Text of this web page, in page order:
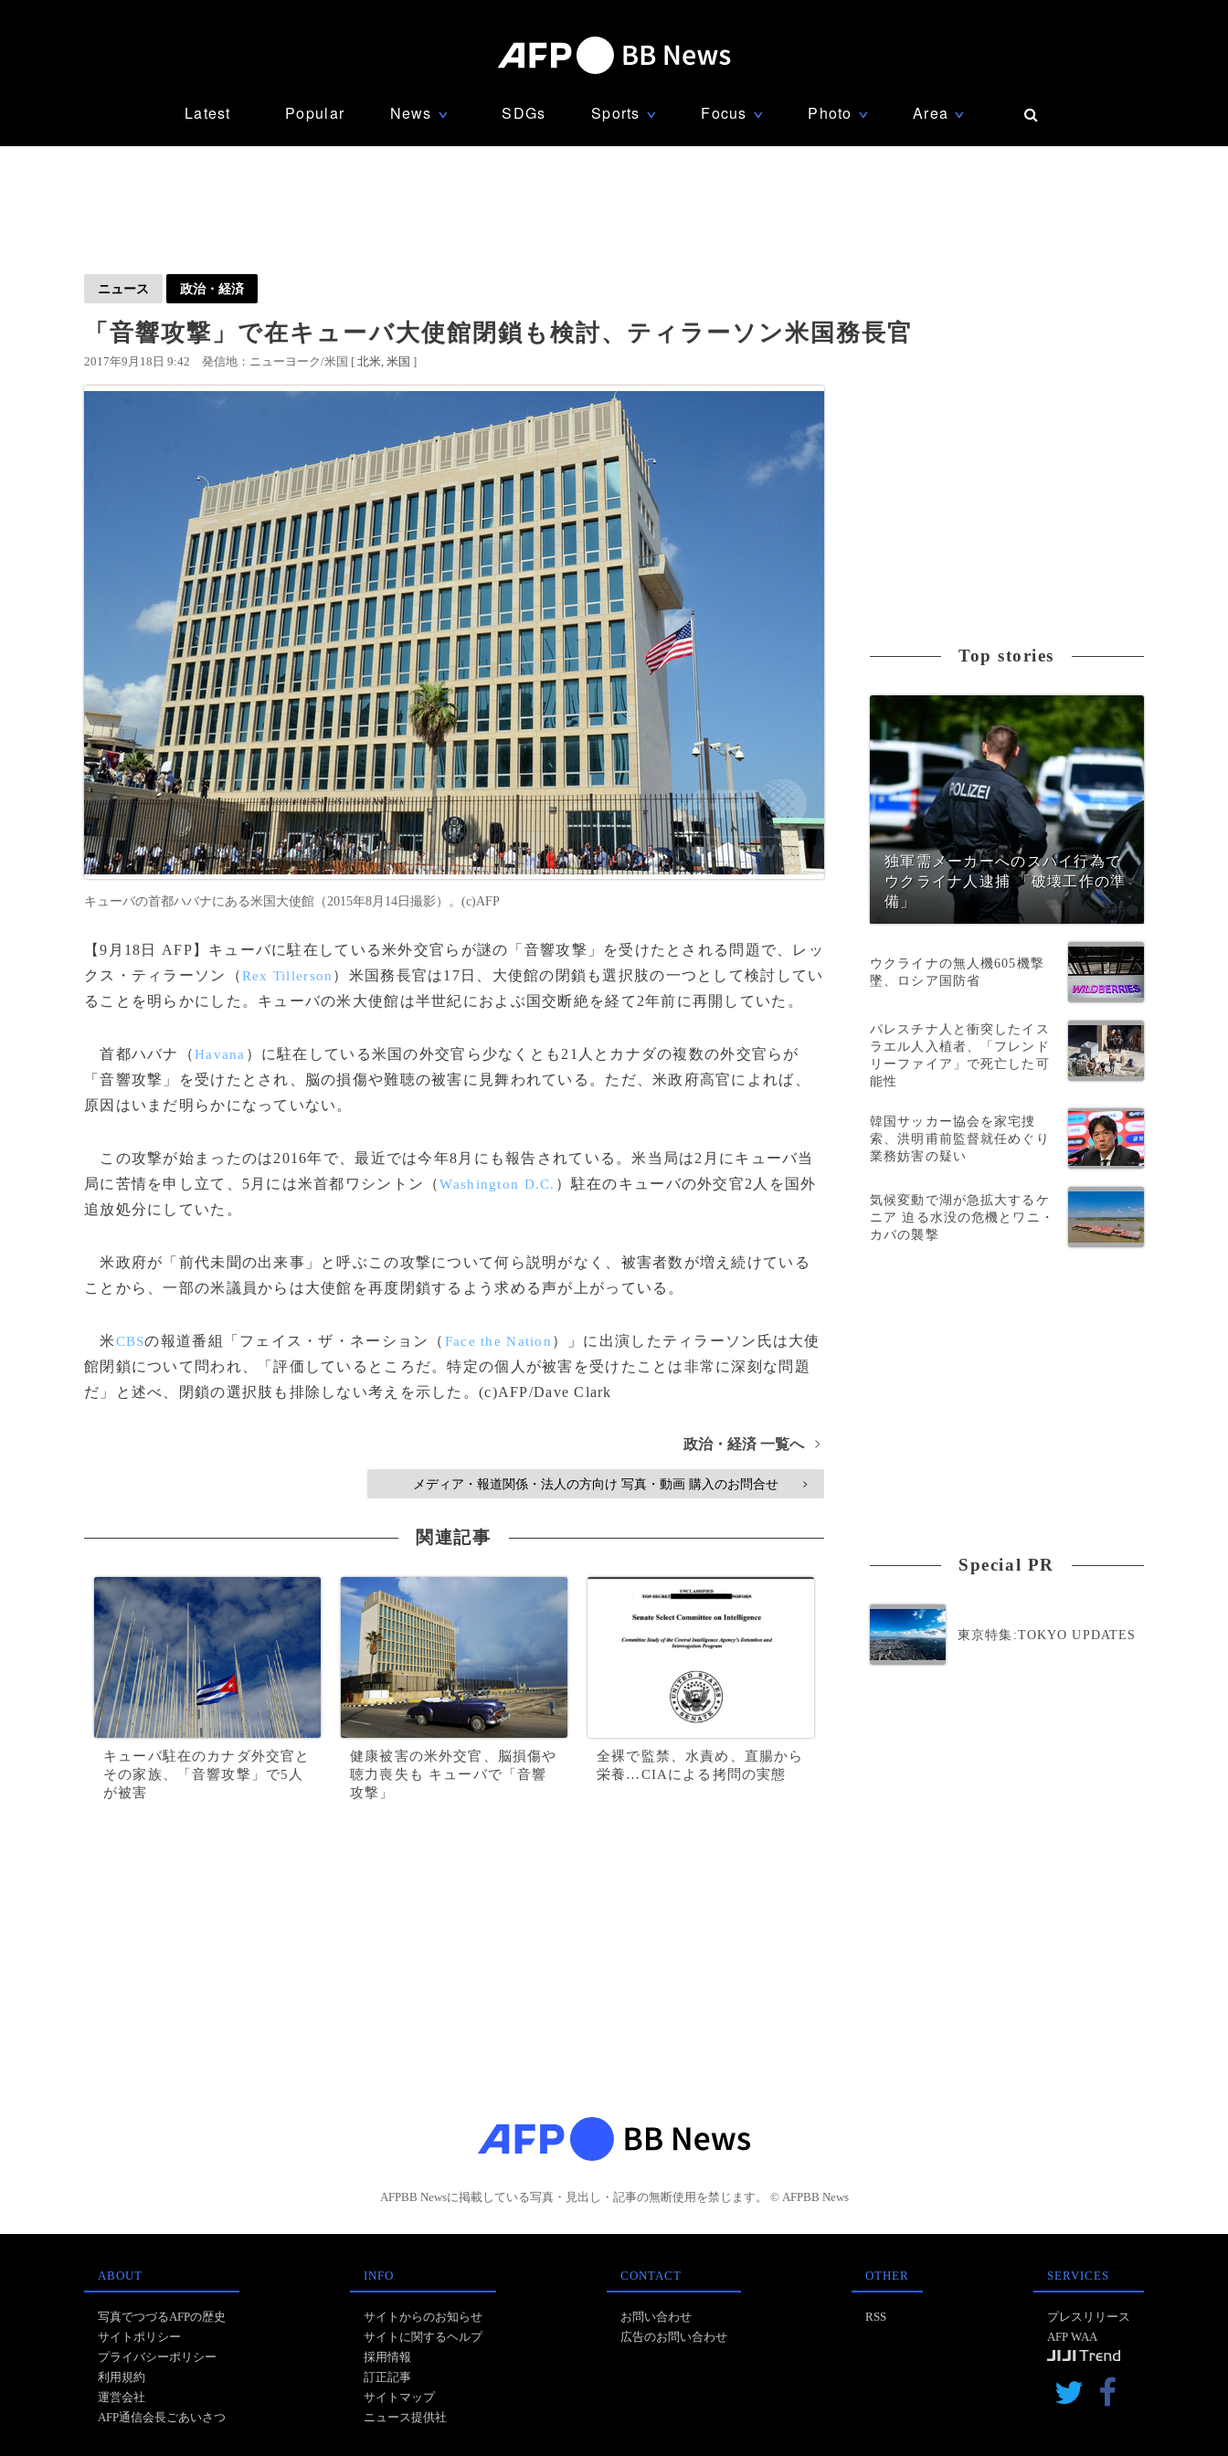
Latest Popular News ∨ SDGs Sports ∨ Focus ∨ Photo ∨ Area ∨
ニュース 政治・経済
「音響攻撃」で在キューバ大使館閉鎖も検討、ティラーソン米国務長官
2017年9月18日 9:42 発信地：ニューヨーク/米国 [ 北米 米国 ]
キューバの首都ハバナにある米国大使館（2015年8月14日撮影）。(c)AFP
【9月18日 AFP】キューバに駐在している米外交官らが謎の「音響攻撃」を受けたとされる問題で、レッ
クス・ティラーソン（Rex Tillerson ）米国務長官は17日、大使館の閉鎖も選択肢の一つとして検討してい
ることを明らかにした。キューバの米大使館は半世紀におよぶ国交断絶を経て2年前に再開していた。
首都ハバナ（Havana ）に駐在している米国の外交官ら少なくとも21人とカナダの複数の外交官らが
「音響攻撃」を受けたとされ、脳の損傷や難聴の被害に見舞われている。ただ、米政府高官によれば、
原因はいまだ明らかになっていない。
この攻撃が始まったのは2016年で、最近では今年8月にも報告されている。米当局は2月にキューバ当
局に苦情を申し立て、5月には米首都ワシントン（Washington D.C. ）駐在のキューバの外交官2人を国外
追放処分にしていた。
米政府が「前代未聞の出来事」と呼ぶこの攻撃について何ら説明がなく、被害者数が増え続けている
ことから、一部の米議員からは大使館を再度閉鎖するよう求める声が上がっている。
米CBSの報道番組「フェイス・ザ・ネーション（ Face the Nation ）」に出演したティラーソン氏は大使
館閉鎖について問われ、「評価しているところだ。特定の個人が被害を受けたことは非常に深刻な問題
だ」と述べ、閉鎖の選択肢も排除しない考えを示した。(c)AFP/Dave Clark
政治・経済 一覧へ >
メディア・報道関係・法人の方向け 写真・動画 購入のお問合せ >
関連記事
キューバ駐在のカナダ外交官と
その家族、「音響攻撃」で5人
が被害
健康被害の米外交官、脳損傷や
聴力喪失も キューバで「音響
攻撃」
全裸で監禁、水責め、直腸から
栄養…CIAによる拷問の実態
Top stories
独軍需メーカーへのスパイ行為で
ウクライナ人逮捕 「破壊工作の準
備」
ウクライナの無人機605機撃
墜、ロシア国防省
パレスチナ人と衝突したイス
ラエル人入植者、「フレンド
リーファイア」で死亡した可
能性
韓国サッカー協会を家宅捜
索、洪明甫前監督就任めぐり
業務妨害の疑い
気候変動で湖が急拡大するケ
ニア 迫る水没の危機とワニ・
カバの襲撃
Special PR
東京特集:TOKYO UPDATES
AFPBB Newsに掲載している写真・見出し・記事の無断使用を禁じます。 © AFPBB News
ABOUT
写真でつづるAFPの歴史
サイトポリシー
プライバシーポリシー
利用規約
運営会社
AFP通信会長ごあいさつ
INFO
サイトからのお知らせ
サイトに関するヘルプ
採用情報
訂正記事
サイトマップ
ニュース提供社
CONTACT
お問い合わせ
広告のお問い合わせ
OTHER
RSS
SERVICES
プレスリリース
AFP WAA